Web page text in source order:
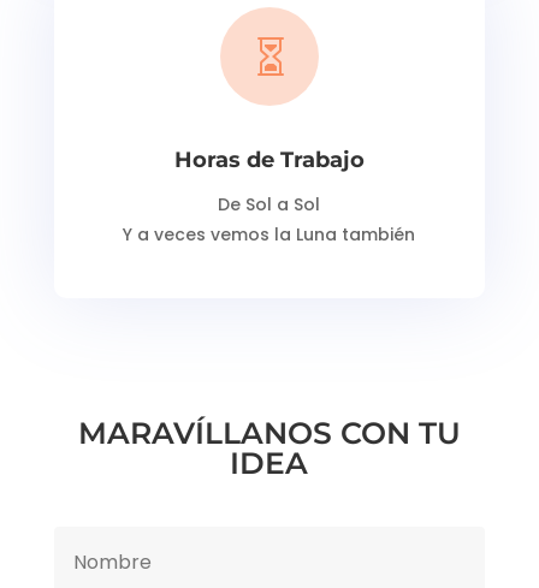

Horas de Trabajo
De Sol a Sol
Y a veces vemos la Luna también
MARAVÍLLANOS CON TU
IDEA